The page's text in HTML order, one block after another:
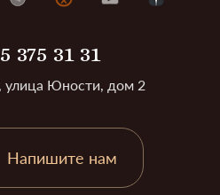
375 31 31
улица Юности, дом 2
Напишите нам